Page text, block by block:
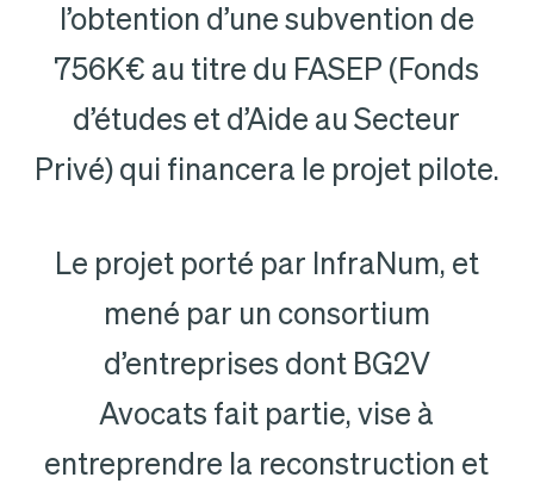
l’obtention d’une subvention de
756K€ au titre du FASEP (Fonds
d’études et d’Aide au Secteur
Privé) qui financera le projet pilote.
Le projet porté par InfraNum, et
mené par un consortium
d’entreprises dont BG2V
Avocats fait partie, vise à
entreprendre la reconstruction et